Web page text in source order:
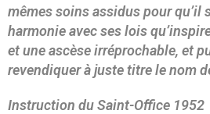
mêmes soins assidus pour qu’il
harmonie avec ses lois
et une ascèse irréprochable, et
revendiquer à juste titre le nom
Instruction du Saint-Office 1952